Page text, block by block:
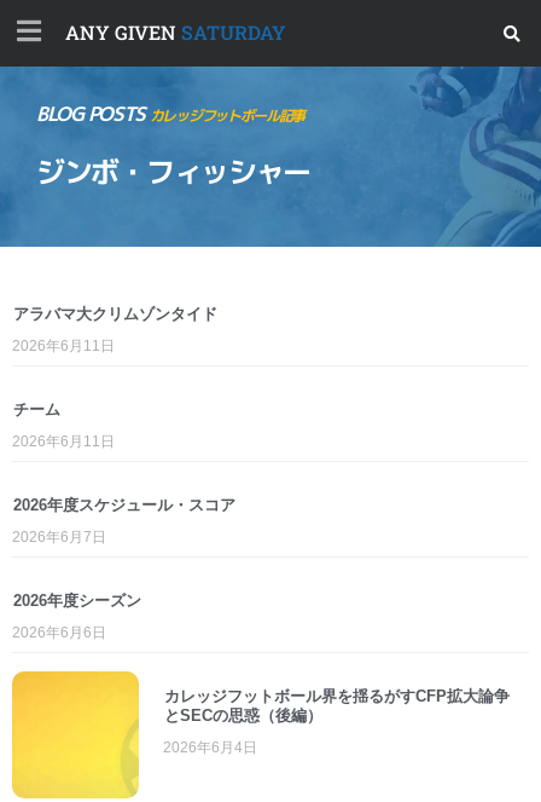
ANY GIVEN SATURDAY
BLOG POSTSカレッジフットボール記事
ジンボ・フィッシャー
アラバマ大クリムゾンタイド
2026年6月11日
チーム
2026年6月11日
2026年度スケジュール・スコア
2026年6月7日
2026年度シーズン
2026年6月6日
カレッジフットボール界を揺るがすCFP拡大論争
とSECの思惑（後編）
2026年6月4日